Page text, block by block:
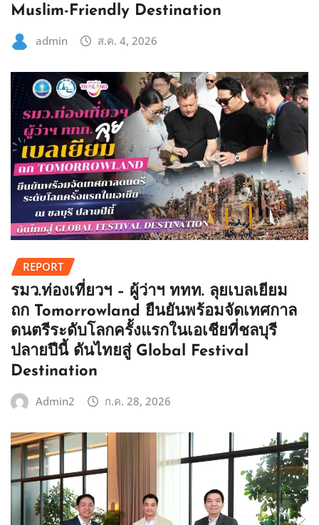
Muslim-Friendly Destination
admin ส.ค. 4, 2026
REPORT
รมว.ท่องเที่ยวฯ – ผู้ว่าฯ ททท. ลุยเบลเยียม
ถก Tomorrowland ยืนยันพร้อมจัดเทศกาล
ดนตรีระดับโลกครั้งแรกในเอเชียที่ชลบุรี
ปลายปีนี้ ดันไทยสู่ Global Festival
Destination
Admin2 ก.ค. 28, 2026